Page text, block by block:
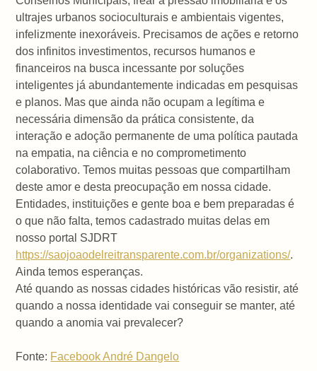
ultrajes urbanos socioculturais e ambientais vigentes,
infelizmente inexoráveis. Precisamos de ações e retorno
dos infinitos investimentos, recursos humanos e
financeiros na busca incessante por soluções
inteligentes já abundantemente indicadas em pesquisas
e planos. Mas que ainda não ocupam a legítima e
necessária dimensão da prática consistente, da
interação e adoção permanente de uma política pautada
na empatia, na ciência e no comprometimento
colaborativo. Temos muitas pessoas que compartilham
deste amor e desta preocupação em nossa cidade.
Entidades, instituições e gente boa e bem preparadas é
o que não falta, temos cadastrado muitas delas em
nosso portal SJDRT
https://saojoaodelreitransparente.com.br/organizations/.
Ainda temos esperanças.
Até quando as nossas cidades históricas vão resistir, até
quando a nossa identidade vai conseguir se manter, até
quando a anomia vai prevalecer?
Fonte: Facebook André Dangelo